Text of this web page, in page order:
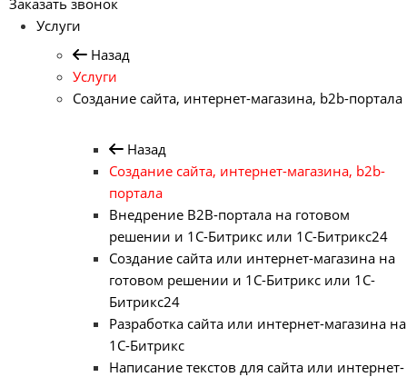
Заказать звонок
Услуги
Назад
Услуги
Создание сайта, интернет-магазина, b2b-портала
Назад
Создание сайта, интернет-магазина, b2b-
портала
Внедрение B2B-портала на готовом
решении и 1С-Битрикс или 1С-Битрикс24
Создание сайта или интернет-магазина на
готовом решении и 1С-Битрикс или 1С-
Битрикс24
Разработка сайта или интернет-магазина на
1С-Битрикс
Написание текстов для сайта или интернет-